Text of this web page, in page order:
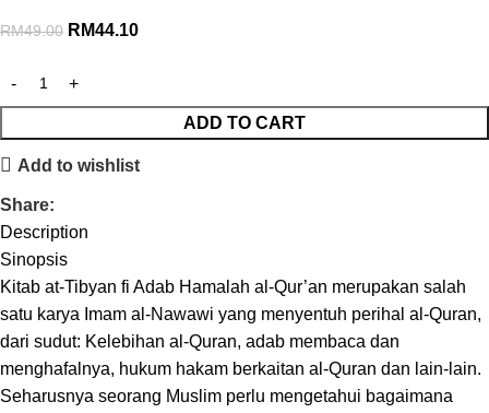
RM49.00 RM44.10
ADD TO CART
Add to wishlist
Share:
Description
Sinopsis
Kitab at-Tibyan fi Adab Hamalah al-Qur’an merupakan salah
satu karya Imam al-Nawawi yang menyentuh perihal al-Quran,
dari sudut: Kelebihan al-Quran, adab membaca dan
menghafalnya, hukum hakam berkaitan al-Quran dan lain-lain.
Seharusnya seorang Muslim perlu mengetahui bagaimana